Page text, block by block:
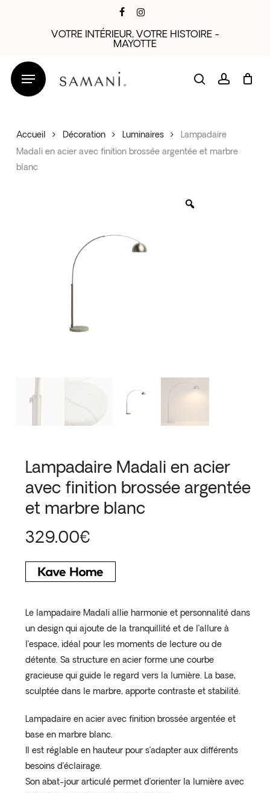
VOTRE INTÉRIEUR, VOTRE HISTOIRE -
MAYOTTE
searchaccount
Accueil Décoration Luminaires
Lampadaire
Madali en acier avec finition brossée argentée et marbre
blanc
Lampadaire Madali en acier
avec finition brossée argentée
et marbre blanc
329.00€
Le lampadaire Madali allie harmonie et personnalité dans
un design qui ajoute de la tranquillité et de l’allure à
l’espace, idéal pour les moments de lecture ou de
détente. Sa structure en acier forme une courbe
gracieuse qui guide le regard vers la lumière. La base,
sculptée dans le marbre, apporte contraste et stabilité.
Lampadaire en acier avec finition brossée argentée et
base en marbre blanc.
Il est réglable en hauteur pour s’adapter aux différents
besoins d’éclairage.
Son abat-jour articulé permet d’orienter la lumière avec